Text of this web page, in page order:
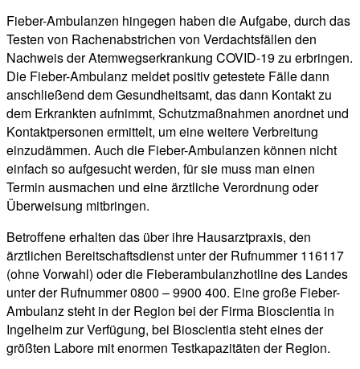
Fieber-Ambulanzen hingegen haben die Aufgabe, durch das
Testen von Rachenabstrichen von Verdachtsfällen den
Nachweis der Atemwegserkrankung COVID-19 zu erbringen.
Die Fieber-Ambulanz meldet positiv getestete Fälle dann
anschließend dem Gesundheitsamt, das dann Kontakt zu
dem Erkrankten aufnimmt, Schutzmaßnahmen anordnet und
Kontaktpersonen ermittelt, um eine weitere Verbreitung
einzudämmen. Auch die Fieber-Ambulanzen können nicht
einfach so aufgesucht werden, für sie muss man einen
Termin ausmachen und eine ärztliche Verordnung oder
Überweisung mitbringen.
Betroffene erhalten das über ihre Hausarztpraxis, den
ärztlichen Bereitschaftsdienst unter der Rufnummer 116117
(ohne Vorwahl) oder die Fieberambulanzhotline des Landes
unter der Rufnummer 0800 – 9900 400. Eine große Fieber-
Ambulanz steht in der Region bei der Firma Bioscientia in
Ingelheim zur Verfügung, bei Bioscientia steht eines der
größten Labore mit enormen Testkapazitäten der Region.